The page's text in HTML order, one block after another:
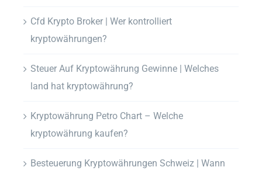
Cfd Krypto Broker | Wer kontrolliert
kryptowährungen?
Steuer Auf Kryptowährung Gewinne | Welches
land hat kryptowährung?
Kryptowährung Petro Chart – Welche
kryptowährung kaufen?
Besteuerung Kryptowährungen Schweiz | Wann